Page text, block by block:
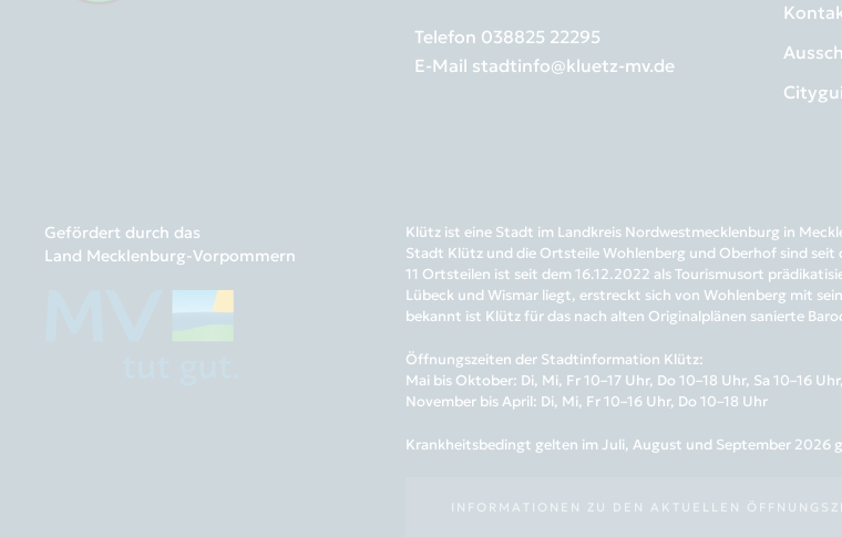
Telefon 038825 22295
E-Mail stadtinfo@kluetz-mv.de
Gefördert durch das
Land Mecklenburg-Vorpommern
Klütz ist eine Stadt im Landkreis Nordwestmecklenburg in
Stadt Klütz und die Ortsteile Wohlenberg und Oberhof sind
11 Ortsteilen ist seit dem 16.12.2022 als Tourismusort
Lübeck und Wismar liegt, erstreckt sich von Wohlenberg mit
bekannt ist Klütz für das nach alten Originalplänen sanierte
Öffnungszeiten der Stadtinformation Klütz:
Mai bis Oktober: Di, Mi, Fr 10–17 Uhr, Do 10–18 Uhr, Sa 10–16
November bis April: Di, Mi, Fr 10–16 Uhr, Do 10–18 Uhr
Krankheitsbedingt gelten im Juli, August und September 2026
INFORMATIONEN ZU DEN AKTUELLEN